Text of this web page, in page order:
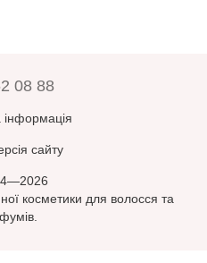
08 88
інформація
сайту
косметики для волосся та